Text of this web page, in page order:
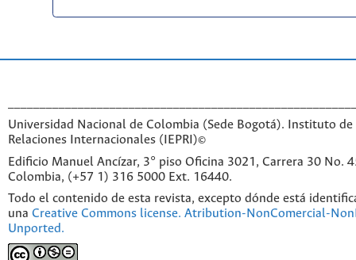
Universidad Nacional de Colombia (Sede Bogotá). Instituto
Relaciones Internacionales (IEPRI)©
Edificio Manuel Ancízar, 3° piso Oficina 3021, Carrera 30 No.
Colombia, (+57 1) 316 5000 Ext. 16440.
Todo el contenido de esta revista, excepto dónde está
una Creative Commons license. Atribution-NonComercial-
Unported.